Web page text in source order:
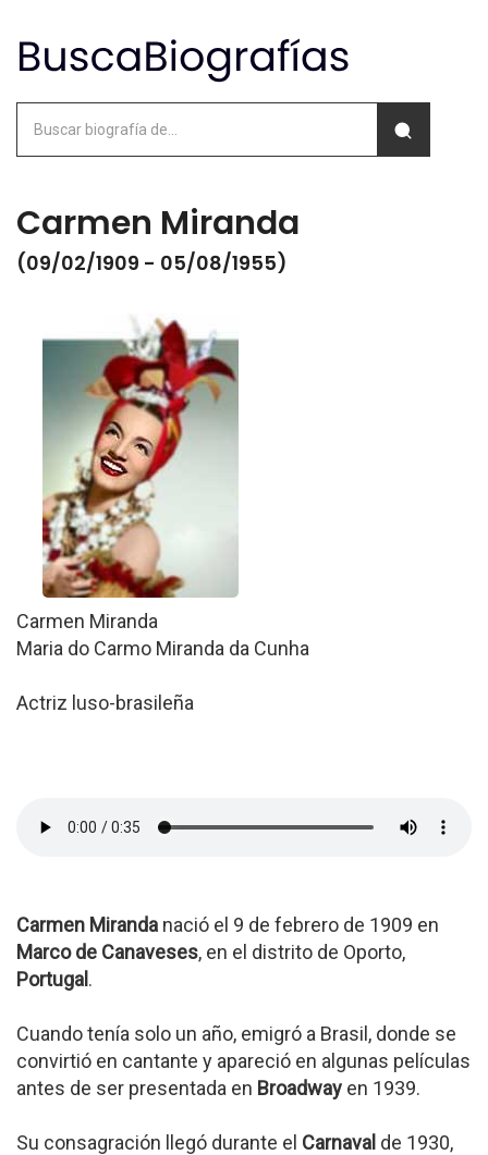
Carmen Miranda
(09/02/1909 - 05/08/1955)
Carmen Miranda
Maria do Carmo Miranda da Cunha
Actriz luso-brasileña
Carmen Miranda nació el 9 de febrero de 1909 en
Marco de Canaveses, en el distrito de Oporto,
Portugal .
Cuando tenía solo un año, emigró a Brasil, donde se
convirtió en cantante y apareció en algunas películas
antes de ser presentada en Broadway en 1939.
Su consagración llegó durante el Carnaval de 1930,